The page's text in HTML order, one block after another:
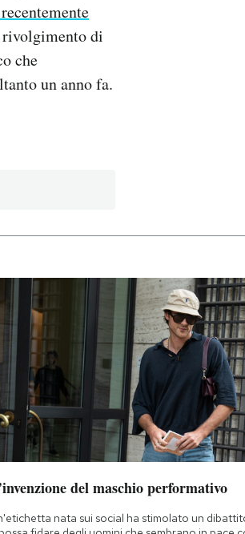
rivolgimento di
che
un anno fa.
del maschio performativo
nata sui social ha stimolato un